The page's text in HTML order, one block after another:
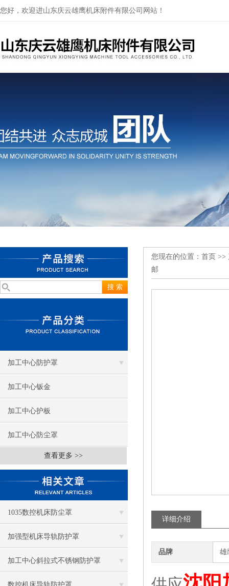
您好，欢迎进山东庆云雄鹰机床附件有限公司网站！
加工中心防护罩
加工中心钣金
加工中心护板
加工中心防尘罩
查看更多 >>
1035数控机床防尘罩
加强型机床导轨防护罩
加工中心斜拉式不锈钢防护罩
您现在的位置： 首页 >>
邮
详细介绍
品牌 雄